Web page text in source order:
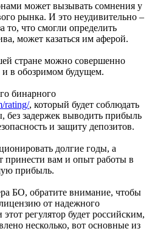
может вызывать сомнения у
рынка. И это неудивительно –
то, что смогли определить
может казаться им аферой.
стране можно совершенно
и в обозримом будущем.
бинарного
rating/, который будет соблюдать
без задержек выводить прибыль
и защиту депозитов.
долгие годы, а
принести вам и опыт работы в
прибыль.
БО, обратите внимание, чтобы
от надежного
регулятор будет российским,
несколько, вот основные из